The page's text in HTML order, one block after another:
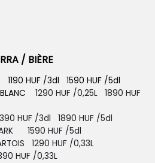
/ BIÈRE
1190 HUF /3dl 1590 HUF /5dl
BLANC 1290 HUF /0,25L 1890 HUF
HUF /3dl 1890 HUF /5dl
1590 HUF /5dl
1290 HUF /0,33L
90 HUF /0,33L